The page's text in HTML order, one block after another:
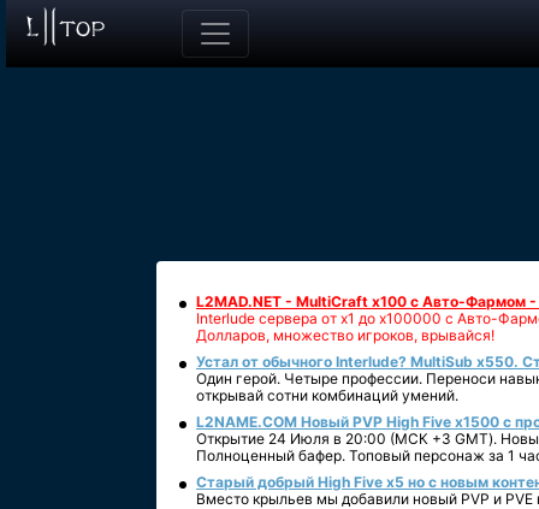
L2MAD.NET - MultiCraft x100 с Авто-Фармом
Interlude сервера от х1 до х100000 с Авто-
Долларов, множество игроков, врывайся!
Устал от обычного Interlude? MultiSub x550.
Один герой. Четыре профессии. Переноси
открывай сотни комбинаций умений.
L2NAME.COM Новый PVP High Five x1500 с
Открытие 24 Июля в 20:00 (МСК +3 GMT).
Полноценный бафер. Топовый персонаж за 1
Старый добрый High Five x5 но с новым
Вместо крыльев мы добавили новый PVP и PVE